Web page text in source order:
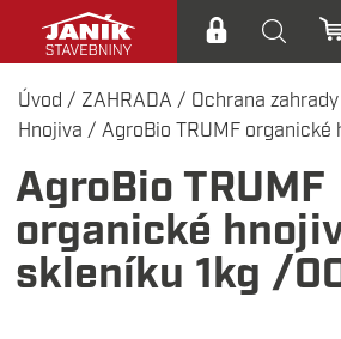
Úvod / ZAHRADA / Ochrana
Hnojiva / AgroBio TRUMF organické
AgroBio TRUMF
organické
skleníku 1kg /